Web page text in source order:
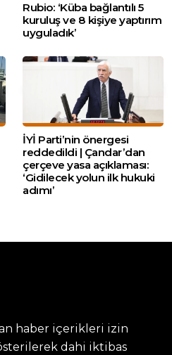
Rubio: ‘Küba bağlantılı 5
kuruluş ve 8 kişiye yaptırım
uyguladık’
İYİ Parti’nin önergesi
reddedildi | Çandar’dan
çerçeve yasa açıklaması:
‘Gidilecek yolun ilk hukuki
adımı’
haber içerikleri izin
dahi iktibas